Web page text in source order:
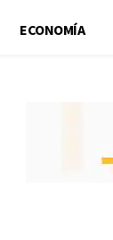
ECONOMÍA